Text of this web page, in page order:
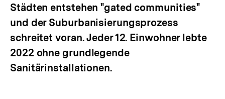
Städten entstehen "gated communities"
und der Suburbanisierungsprozess
schreitet voran. Jeder 12. Einwohner lebte
2022 ohne grundlegende
Sanitärinstallationen.